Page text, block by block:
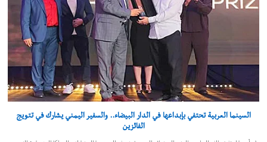
السينما العربية تحتفي بإبداعها في الدار البيضاء.. والسفير اليمني يشارك في تتويج
الفائزين